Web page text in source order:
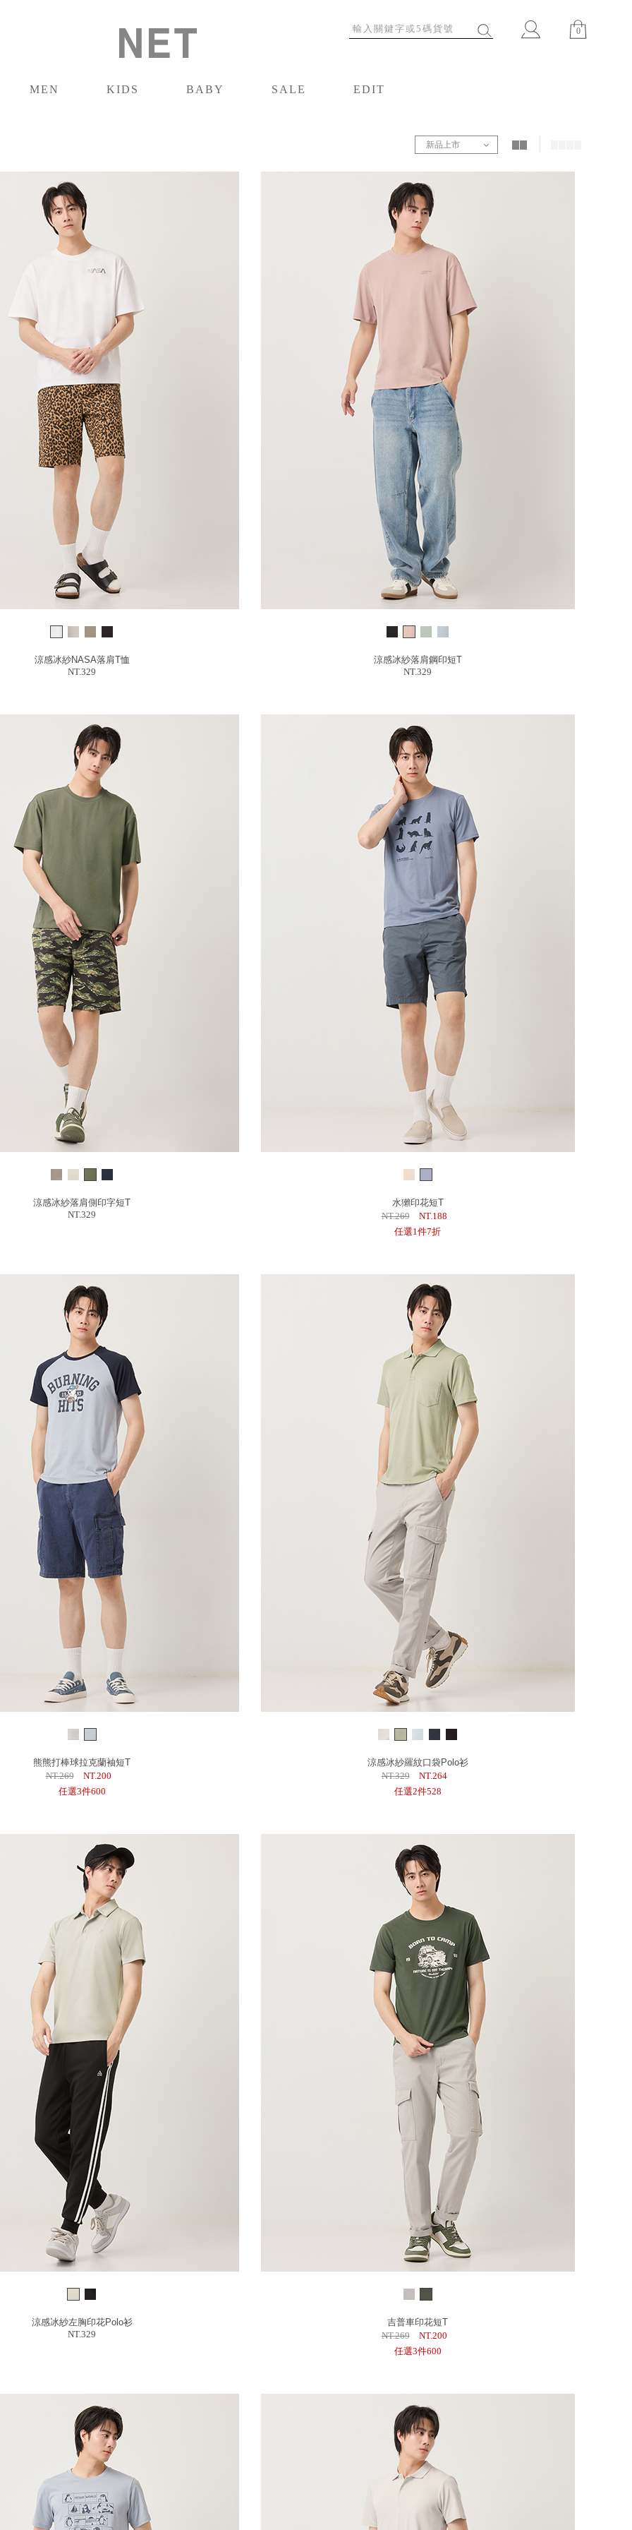
0
MEN
KIDS
BABY
SALE
EDIT
新品上市
涼感冰紗NASA落肩T恤
NT.329
涼感冰紗落肩鋼印短T
NT.329
涼感冰紗落肩側印字短T
NT.329
水獺印花短T
NT.269
NT.188
任選1件7折
熊熊打棒球拉克蘭袖短T
NT.269
NT.200
任選3件600
涼感冰紗羅紋口袋Polo衫
NT.329
NT.264
任選2件528
涼感冰紗左胸印花Polo衫
NT.329
吉普車印花短T
NT.269
NT.200
任選3件600